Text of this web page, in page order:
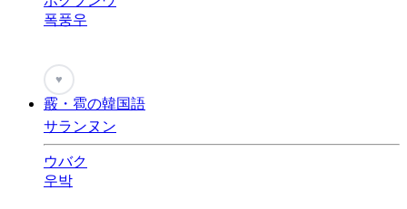
폭풍우
♥
霰・雹の韓国語
サランヌン
ウバク
우박